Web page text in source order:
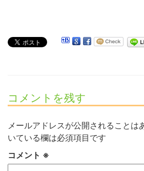
コメントを残す
メールアドレスが公開されることは
いている欄は必須項目です
コメント ※